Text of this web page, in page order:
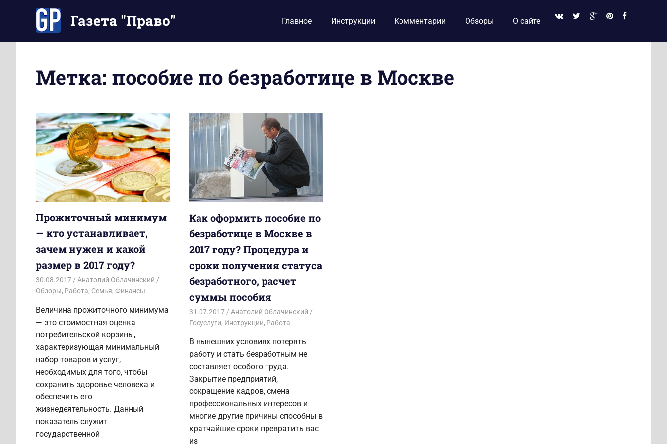
содержимому
Газета "Право"
Ваше
время
Главное Инструкции Комментарии Обзоры О сайте
Метка: пособие по безработице в Москве
Прожиточный минимум
— кто устанавливает,
зачем нужен и какой
размер в 2017 году?
30.08.2017
Анатолий Облачинский
Обзоры, Работа, Семья, Финансы
Величина прожиточного минимума
— это стоимостная оценка
потребительской корзины,
характеризующая минимальный
набор товаров и услуг,
необходимых для того, чтобы
сохранить здоровье человека и
обеспечить его
жизнедеятельность. Данный
показатель служит
государственной
Как оформить пособие по
безработице в Москве в
2017 году? Процедура и
сроки получения статуса
безработного, расчет
суммы пособия
31.07.2017
Анатолий Облачинский
Госуслуги, Инструкции, Работа
В нынешних условиях потерять
работу и стать безработным не
составляет особого труда.
Закрытие предприятий,
сокращение кадров, смена
профессиональных интересов и
многие другие причины способны в
кратчайшие сроки превратить вас
из